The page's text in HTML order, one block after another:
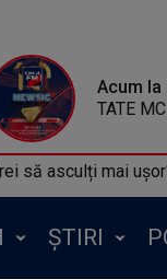
Acum la
TATE
să asculți mai
ȘTIRI